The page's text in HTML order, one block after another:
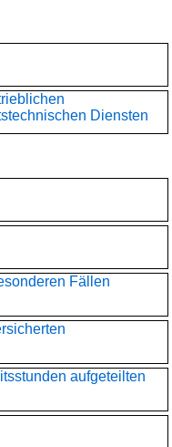
Diensten
Fällen
aufgeteilten